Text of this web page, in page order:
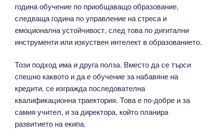
година обучение по приобщаващо образование,
следваща година по управление на стреса и
емоционална устойчивост, след това по дигитални
инструменти или изкуствен интелект в образованието.
Този подход има и друга полза. Вместо да се търси
спешно каквото и да е обучение за набавяне на
кредити, се изгражда последователна
квалификационна траектория. Това е по-добре и за
самия учител, и за директора, който планира
развитието на екипа.